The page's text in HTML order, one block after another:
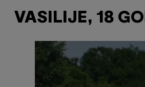
VASILIJE, 18